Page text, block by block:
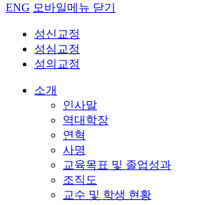
ENG 모바일메뉴 닫기
성신교정
성심교정
성의교정
소개
인사말
역대학장
연혁
사명
교육목표 및 졸업성과
조직도
교수 및 학생 현황